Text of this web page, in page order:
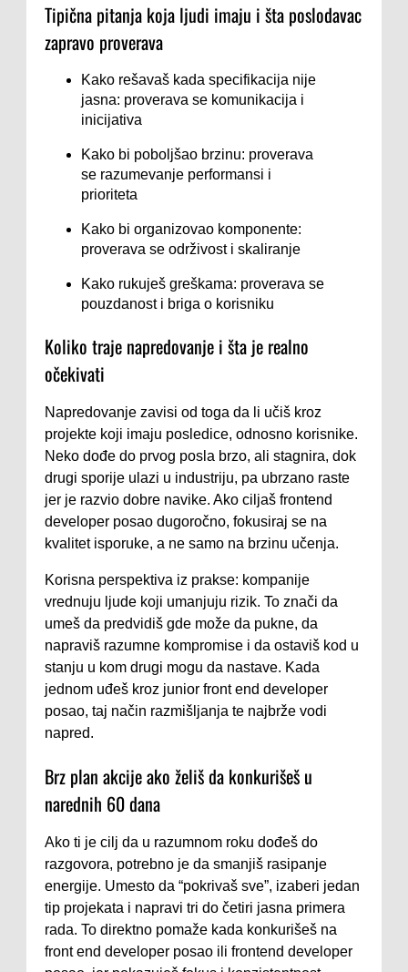
Tipična pitanja koja ljudi imaju i šta poslodavac
zapravo proverava
Kako rešavaš kada specifikacija nije
jasna: proverava se komunikacija i
inicijativa
Kako bi poboljšao brzinu: proverava
se razumevanje performansi i
prioriteta
Kako bi organizovao komponente:
proverava se održivost i skaliranje
Kako rukuješ greškama: proverava se
pouzdanost i briga o korisniku
Koliko traje napredovanje i šta je realno
očekivati
Napredovanje zavisi od toga da li učiš kroz
projekte koji imaju posledice, odnosno korisnike.
Neko dođe do prvog posla brzo, ali stagnira, dok
drugi sporije ulazi u industriju, pa ubrzano raste
jer je razvio dobre navike. Ako ciljaš frontend
developer posao dugoročno, fokusiraj se na
kvalitet isporuke, a ne samo na brzinu učenja.
Korisna perspektiva iz prakse: kompanije
vrednuju ljude koji umanjuju rizik. To znači da
umeš da predvidiš gde može da pukne, da
napraviš razumne kompromise i da ostaviš kod u
stanju u kom drugi mogu da nastave. Kada
jednom uđeš kroz junior front end developer
posao, taj način razmišljanja te najbrže vodi
napred.
Brz plan akcije ako želiš da konkurišeš u
narednih 60 dana
Ako ti je cilj da u razumnom roku dođeš do
razgovora, potrebno je da smanjiš rasipanje
energije. Umesto da “pokrivaš sve”, izaberi jedan
tip projekata i napravi tri do četiri jasna primera
rada. To direktno pomaže kada konkurišeš na
front end developer posao ili frontend developer